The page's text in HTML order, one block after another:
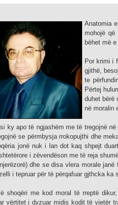
17/10/2025
NË AKSIONET
PËR RINDËRTIMIN E
– NGA ÇIZE XHAFERAJ
09/2025
Anatomia
mohojë
bëhet më
Por krimi i
gjithë,
te
Përtej
duhet bërë
në moralin
ky apo të ngjashëm me të tregojnë
se përmbysja rrokopujthi dhe
jonë nuk i lan dot kaq shpejt
i zëvendëson me të reja
dhe se disa vlera morale
i tepruar për të përqafuar gjthcka
shoqëri me kod moral të rreptë
vërtitet i dyzuar midis kodit të vjetër